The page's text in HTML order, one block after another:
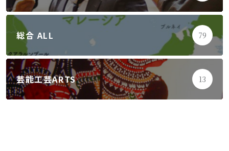
総合 ALL 79
芸能工芸ARTS 13